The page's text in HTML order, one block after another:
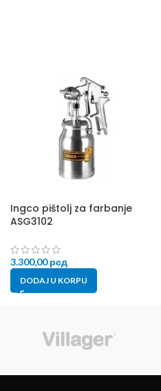
Ingco pištolj za farbanje
ASG3102
3.300,00рсд
DODAJ U KORPU